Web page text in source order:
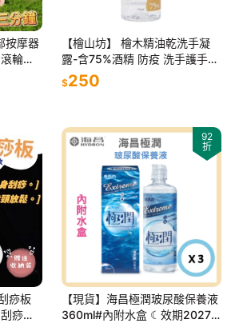
按摩器
輪按
刺激
【檜山坊】 檜木精油乾洗手凝
露-含75%酒精 防疫 洗手護手
乾洗手 洗手乳 檜木 木質調
$250
痧板
痧盤
92
折
【現貨】海昌極潤玻尿酸保養液
360ml#內附水盒 ☾效期2027/